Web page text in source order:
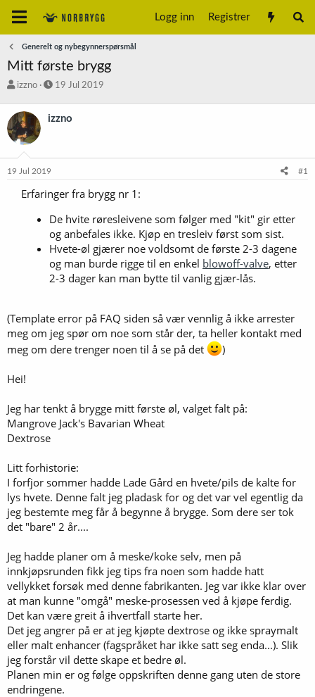
Logg inn Registrer
Generelt og nybegynnerspørsmål
Mitt første brygg
T
å
d
s
a
r
izzno
S
r
a
19 Jul 2019
izzno
19 Jul 2019 #1
Erfaringer fra brygg nr 1:
De hvite røresleivene som følger med "kit" gir etter
og anbefales ikke. Kjøp en tresleiv først som sist.
Hvete-øl gjærer noe voldsomt de første 2-3 dagene
og man burde rigge til en enkel blowoff-valve, etter
2-3 dager kan man bytte til vanlig gjær-lås.
(Template error på FAQ siden så vær vennlig å ikke arrester
meg om jeg spør om noe som står der, ta heller kontakt med
meg om dere trenger noen til å se på det
)
Hei!
Jeg har tenkt å brygge mitt første øl, valget falt på:
Mangrove Jack's Bavarian Wheat
Dextrose
Litt forhistorie:
I forfjor sommer hadde Lade Gård en hvete/pils de kalte for
lys hvete. Denne falt jeg pladask for og det var vel egentlig da
jeg bestemte meg får å begynne å brygge. Som dere ser tok
det "bare" 2 år....
Jeg hadde planer om å meske/koke selv, men på
innkjøpsrunden fikk jeg tips fra noen som hadde hatt
vellykket forsøk med denne fabrikanten. Jeg var ikke klar over
at man kunne "omgå" meske-prosessen ved å kjøpe ferdig.
Det kan være greit å ihvertfall starte her.
Det jeg angrer på er at jeg kjøpte dextrose og ikke spraymalt
eller malt enhancer (fagspråket har ikke satt seg enda...). Slik
jeg forstår vil dette skape et bedre øl.
Planen min er og følge oppskriften denne gang uten de store
endringene.